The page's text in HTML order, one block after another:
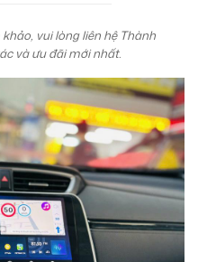
vui lòng liên hệ Thành
và ưu đãi mới nhất.